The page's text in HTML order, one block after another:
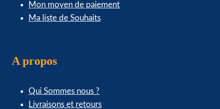
Mon moyen de paiement
Ma liste de Souhaits
A propos
Qui Sommes nous ?
Livraisons et retours